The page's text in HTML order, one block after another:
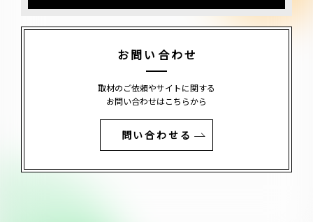
お問い合わせ
取材のご依頼やサイトに関する
お問い合わせはこちらから
問い合わせる